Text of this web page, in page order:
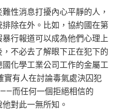
性消息打擾內心平靜的人，
除在外。比如，協約國在第
行報道可以成為他們心理上
不必去了解眼下正在犯下的
化學工業公司工作的金屬工
實有人在討論毒氣處決囚犯
而任何一個拒絕相信的
對此一無所知。